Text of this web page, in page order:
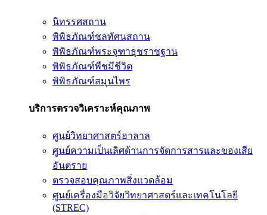
นิทรรศสถาน
พิพิธภัณฑ์ชลทัศนสถาน
พิพิธภัณฑ์พระจุฑาธุชราชฐาน
พิพิธภัณฑ์พืชมีชีวิต
พิพิธภัณฑ์สมุนไพร
บริการตรวจวิเคราะห์คุณภาพ
ศูนย์วิทยาศาสตร์ฮาลาล
ศูนย์ความเป็นเลิศด้านการจัดการสารและของเสีย
อันตราย
ตรวจสอบคุณภาพสิ่งแวดล้อม
ศูนย์เครื่องมือวิจัยวิทยาศาสตร์และเทคโนโลยี
(STREC)